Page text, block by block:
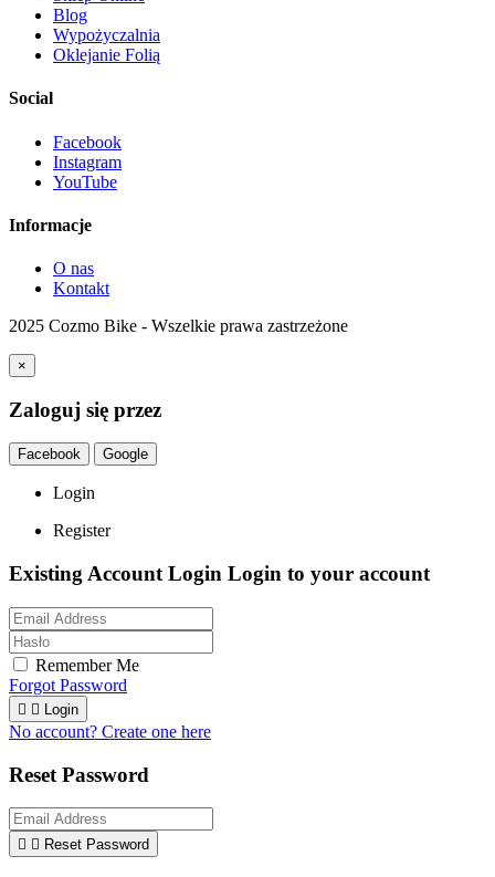
Blog
Wypożyczalnia
Oklejanie Folią
Social
Facebook
Instagram
YouTube
Informacje
O nas
Kontakt
2025 Cozmo Bike - Wszelkie prawa zastrzeżone
×
Zaloguj się przez
Facebook Google
Login
Register
Existing Account Login Login to your account
Remember Me
Forgot Password
  Login
No account? Create one here
Reset Password
  Reset Password